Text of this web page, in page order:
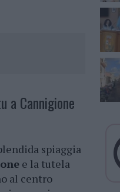
a Cannigione
spiaggia
e la tutela
al centro